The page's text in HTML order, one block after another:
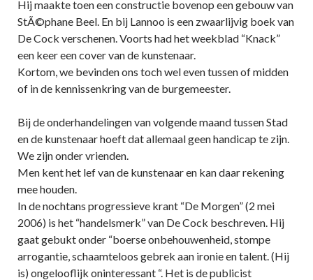
Hij maakte toen een constructie bovenop een gebouw van
StÃ©phane Beel. En bij Lannoo is een zwaarlijvig boek van
De Cock verschenen. Voorts had het weekblad “Knack”
een keer een cover van de kunstenaar.
Kortom, we bevinden ons toch wel even tussen of midden
of in de kennissenkring van de burgemeester.
Bij de onderhandelingen van volgende maand tussen Stad
en de kunstenaar hoeft dat allemaal geen handicap te zijn.
We zijn onder vrienden.
Men kent het lef van de kunstenaar en kan daar rekening
mee houden.
In de nochtans progressieve krant “De Morgen” (2 mei
2006) is het “handelsmerk” van De Cock beschreven. Hij
gaat gebukt onder “boerse onbehouwenheid, stompe
arrogantie, schaamteloos gebrek aan ironie en talent. (Hij
is) ongelooflijk oninteressant “. Het is de publicist